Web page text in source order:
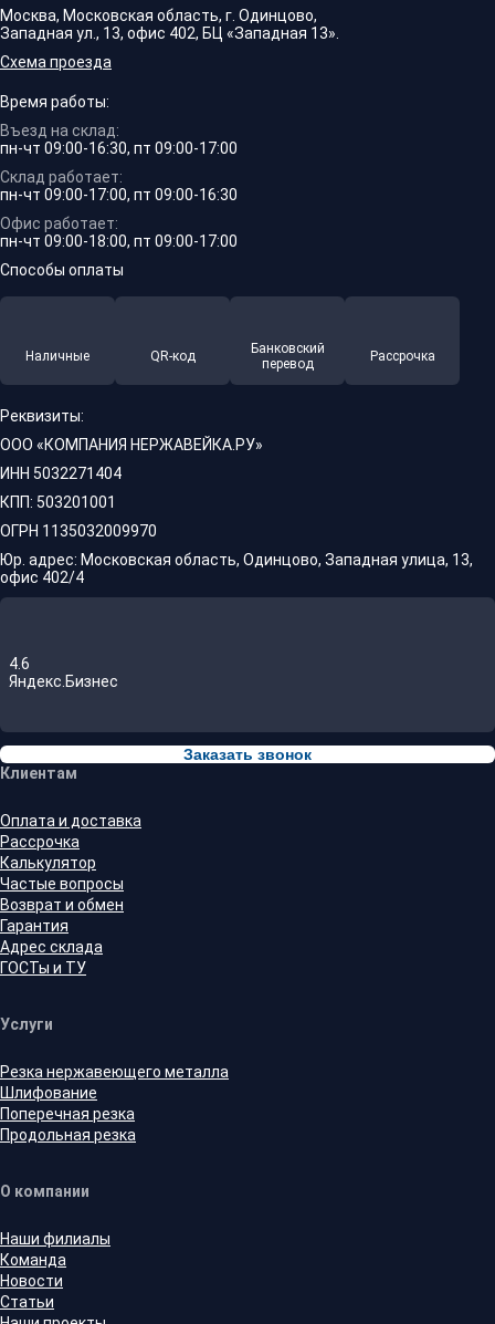
Москва, Московская область, г. Одинцово,
Западная ул., 13, офис 402, БЦ «Западная 13».
Схема проезда
Время работы:
Въезд на склад:
пн-чт 09:00-16:30, пт 09:00-17:00
Склад работает:
пн-чт 09:00-17:00, пт 09:00-16:30
Офис работает:
пн-чт 09:00-18:00, пт 09:00-17:00
Способы оплаты
Наличные QR-код
Банковский
перевод
Рассрочка
Реквизиты:
ООО «КОМПАНИЯ НЕРЖАВЕЙКА.РУ»
ИНН 5032271404
КПП: 503201001
ОГРН 1135032009970
Юр. адрес: Московская область, Одинцово, Западная улица, 13,
офис 402/4
4.6
Яндекс.Бизнес
Заказать звонок
Клиентам
Оплата и доставка
Рассрочка
Калькулятор
Частые вопросы
Возврат и обмен
Гарантия
Адрес склада
ГОСТы и ТУ
Услуги
Резка нержавеющего металла
Шлифование
Поперечная резка
Продольная резка
О компании
Наши филиалы
Команда
Новости
Статьи